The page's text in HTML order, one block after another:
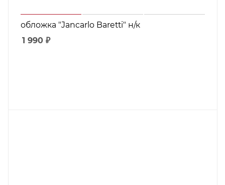
обложка "Jancarlo Baretti" н/к
1 990 ₽